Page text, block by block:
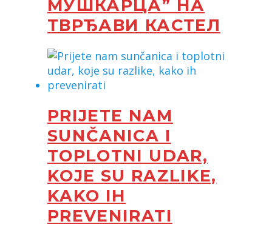
МУШКАРЦА” НА
ТВРЂАВИ КАСТЕЛ
PRIJETE NAM
SUNČANICA I
TOPLOTNI UDAR,
KOJE SU RAZLIKE,
KAKO IH
PREVENIRATI